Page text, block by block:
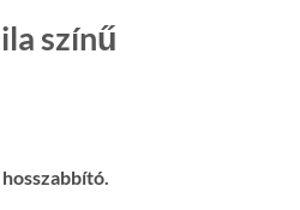
színű